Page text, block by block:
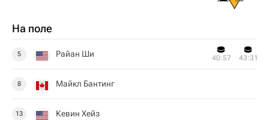
На поле
5 Райан Ши 40:57 43:31
8 Майкл Бантинг
13 Кевин Хейз